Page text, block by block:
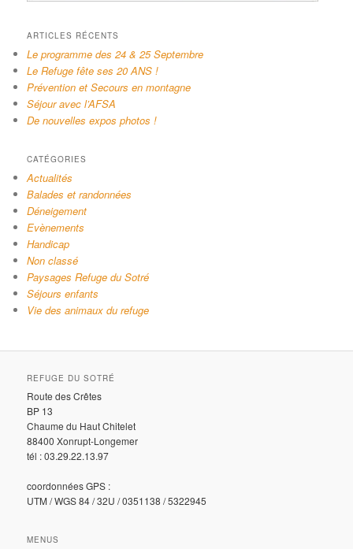
ARTICLES RÉCENTS
Le programme des 24 & 25 Septembre
Le Refuge fête ses 20 ANS !
Prévention et Secours en montagne
Séjour avec l’AFSA
De nouvelles expos photos !
CATÉGORIES
Actualités
Balades et randonnées
Déneigement
Evènements
Handicap
Non classé
Paysages Refuge du Sotré
Séjours enfants
Vie des animaux du refuge
REFUGE DU SOTRÉ
Route des Crêtes
BP 13
Chaume du Haut Chitelet
88400 Xonrupt-Longemer
tél : 03.29.22.13.97
coordonnées GPS :
UTM / WGS 84 / 32U / 0351138 / 5322945
MENUS